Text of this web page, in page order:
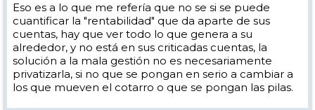
Eso es a lo que me refería que no se si se puede
cuantificar la "rentabilidad" que da aparte de sus
cuentas, hay que ver todo lo que genera a su
alrededor, y no está en sus criticadas cuentas, la
solución a la mala gestión no es necesariamente
privatizarla, si no que se pongan en serio a cambiar a
los que mueven el cotarro o que se pongan las pilas.